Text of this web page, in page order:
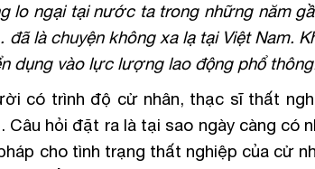
lo ngại tại nước ta trong những năm
là chuyện không xa lạ tại Việt Nam.
dụng vào lực lượng lao động phổ
có trình độ cử nhân, thạc sĩ thất
Câu hỏi đặt ra là tại sao ngày càng có
cho tình trạng thất nghiệp của cử